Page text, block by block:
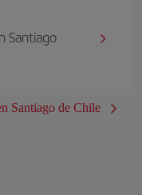
Santiago
Santiago de Chile